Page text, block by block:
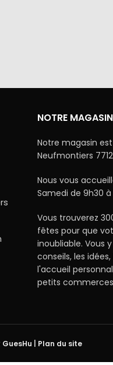
NOTRE MAGASIN
Notre magasin
Neufmontiers
Nous vous
Samedi de 9h30 à
Vous trouverez
fêtes pour que
inoubliable. Vous
conseils, les
l'accueil
petits
GuesHu Plan du site